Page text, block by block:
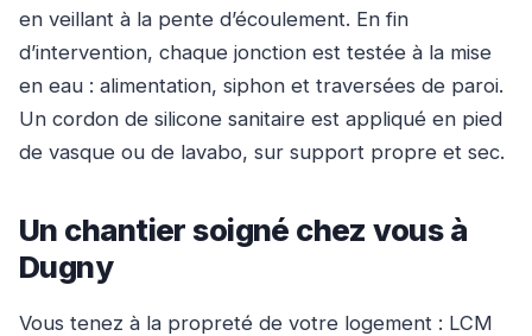
en veillant à la pente d’écoulement. En fin
d’intervention, chaque jonction est testée à la mise
en eau : alimentation, siphon et traversées de paroi.
Un cordon de silicone sanitaire est appliqué en pied
de vasque ou de lavabo, sur support propre et sec.
Un chantier soigné chez vous à
Dugny
Vous tenez à la propreté de votre logement : LCM